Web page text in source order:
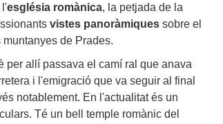
l'església romànica, la petjada de la
vistes panoràmiques sobre el
de Prades.
per allí passava el camí ral que anava
i l'emigració que va seguir al final
notablement. En l'actualitat és un
Té un bell temple romànic del